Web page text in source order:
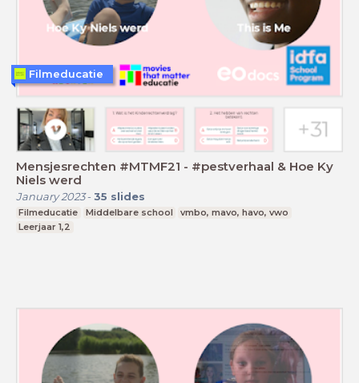
Mensjesrechten #MTMF21 - #pestverhaal & Hoe Ky
Niels werd
January 2023- 35 slides
Filmeducatie Middelbare school
vmbo, mavo, havo, vwo
Leerjaar 1,2
Filmeducatie